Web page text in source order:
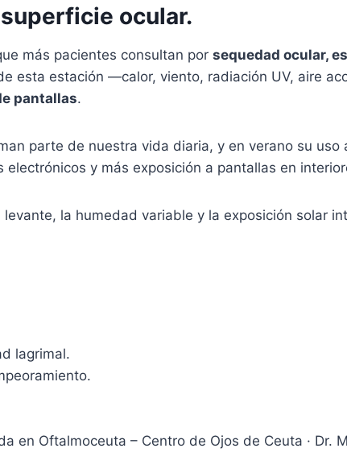
ocular.
más pacientes consultan por sequedad ocular,
esta estación —calor, viento, radiación UV, aire
pantallas.
parte de nuestra vida diaria, y en verano su
y más exposición a pantallas en
la humedad variable y la exposición solar
lagrimal.
en Oftalmoceuta – Centro de Ojos de Ceuta · Dr.